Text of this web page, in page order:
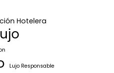
Hotelera
Lujo Responsable